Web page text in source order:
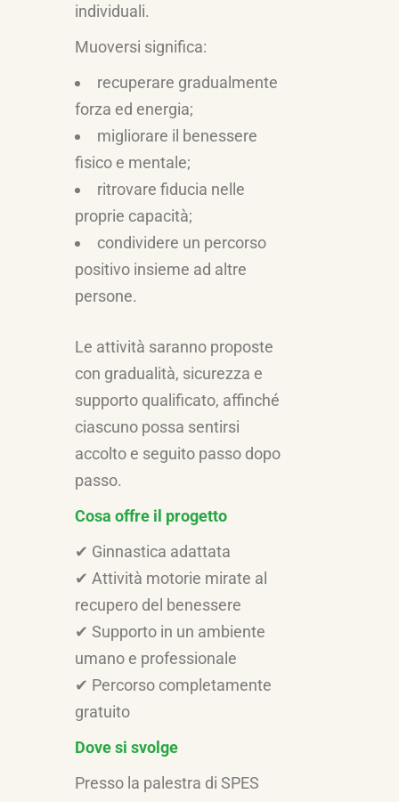
individuali.
Muoversi significa:
recuperare gradualmente
forza ed energia;
migliorare il benessere
fisico e mentale;
ritrovare fiducia nelle
proprie capacità;
condividere un percorso
positivo insieme ad altre
persone.
Le attività saranno proposte
con gradualità, sicurezza e
supporto qualificato, affinché
ciascuno possa sentirsi
accolto e seguito passo dopo
passo.
Cosa offre il progetto
✔ Ginnastica adattata
✔ Attività motorie mirate al
recupero del benessere
✔ Supporto in un ambiente
umano e professionale
✔ Percorso completamente
gratuito
Dove si svolge
Presso la palestra di SPES